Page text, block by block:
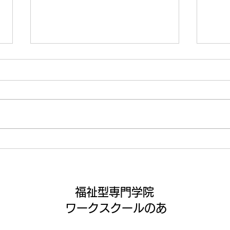
福祉型専門学院
ワークスクールのあ